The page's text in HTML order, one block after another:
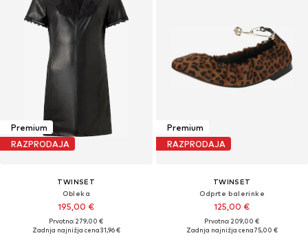
Premium
RAZPRODAJA
TWINSET
Obleka
195,00 €
Prvotno: 279,00 €
Zadnja najnižja cena31,96 €
Premium
RAZPRODAJA
TWINSET
Odprte balerinke
125,00 €
Prvotno: 209,00 €
Zadnja najnižja cena75,00 €